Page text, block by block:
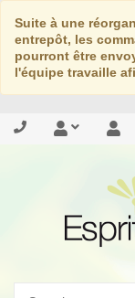
Suite à une
entrepôt, les
pourront être
l'équipe travaille